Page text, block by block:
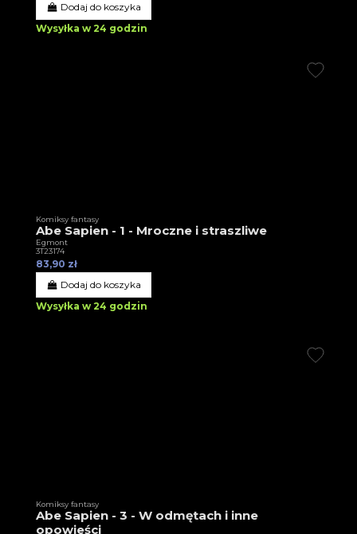
Dodaj do koszyka
Wysyłka w 24 godzin
Komiksy fantasy
Abe Sapien - 1 - Mroczne i straszliwe
Egmont
3T23174
83,90 zł
Dodaj do koszyka
Wysyłka w 24 godzin
Komiksy fantasy
Abe Sapien - 3 - W odmętach i inne
opowieści